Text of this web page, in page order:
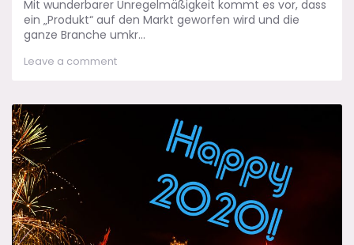
Mit wunderbarer Unregelmäßigkeit kommt es vor, dass
ein „Produkt“ auf den Markt geworfen wird und die
ganze Branche umkr...
Leave a commenton
Vom
Meilenstein